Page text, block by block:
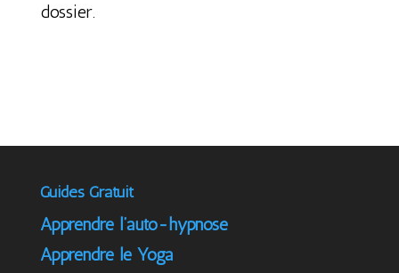
dossier.
Guides Gratuit
Apprendre l’auto-hypnose
Apprendre le Yoga